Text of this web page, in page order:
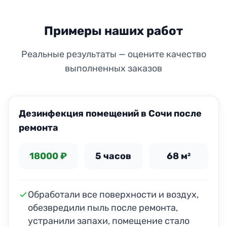
Примеры наших работ
Реальные результаты — оцените качество
выполненных заказов
Дезинфекция помещений в Сочи после
ремонта
18000 ₽ 5 часов 68 м²
Обработали все поверхности и воздух,
обезвредили пыль после ремонта,
устранили запахи, помещение стало